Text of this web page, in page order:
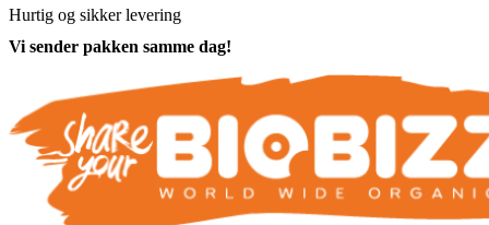
Hurtig og sikker levering
Vi sender pakken samme dag!